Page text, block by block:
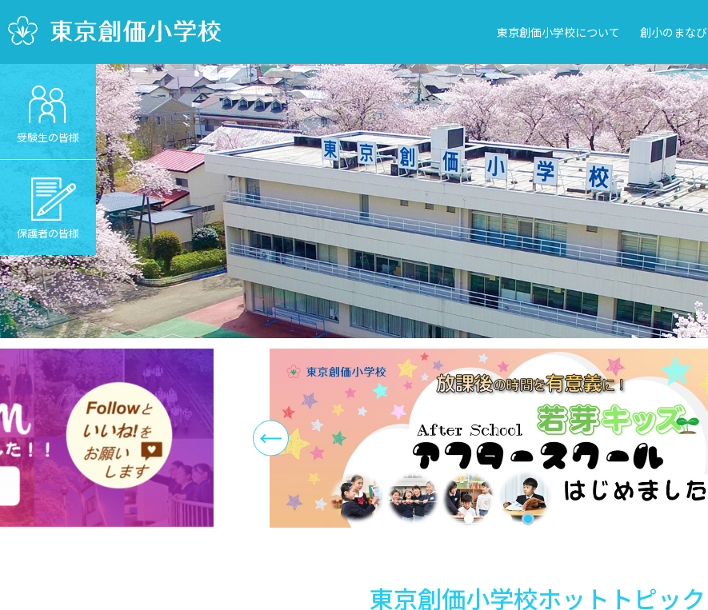
東京創価小学校について 創小のまなび
受験生の皆様
保護者の皆様
東京創価小学校ホットトピック